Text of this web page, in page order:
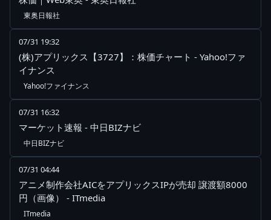
東奥日報社
07/31 19:32
(株)アプリックス【3727】：株価チャート - Yahoo!ファ
イナンス
Yahoo!ファイナンス
07/31 16:32
マーケット速報 - 中日BIZナビ
中日BIZナビ
07/31 04:44
アニメ制作会社AICをアプリックスIPが売却 譲渡額8000
円（画像） - ITmedia
ITmedia